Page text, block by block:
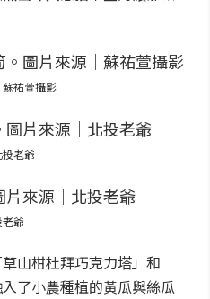
祐萱攝影
老爺
老爺
山柑杜拜巧克力塔」和
了小農種植的黃瓜與絲瓜